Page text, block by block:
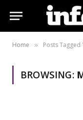
Home » Posts Tagged
BROWSING: